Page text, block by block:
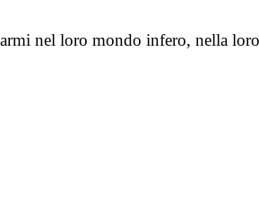
nel loro mondo infero, nella